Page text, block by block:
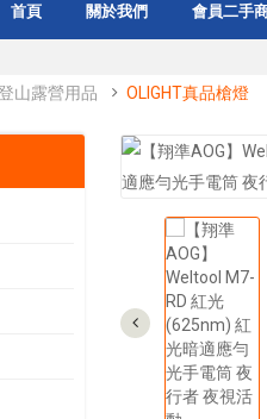
首頁 關於我們 會員二手
山露營用品 OLIGHT真品槍燈